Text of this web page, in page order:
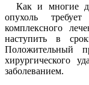
Как и многие
опухоль требует
комплексного
наступить в
Положительный
хирургического
заболеванием.